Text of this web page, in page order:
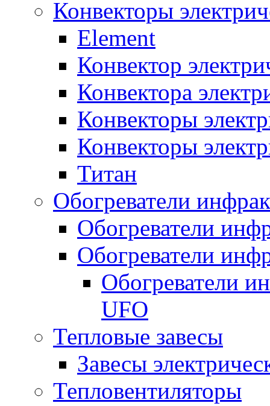
Конвекторы
Element
Конвектор
Конвектора
Конвекторы
Конвекторы
Титан
Обогреватели
Обогреватели
Обогреватели
Обогреватели
UFO
Тепловые завесы
Завесы
Тепловентиляторы